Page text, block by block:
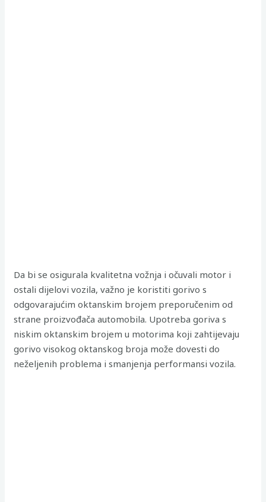
Da bi se osigurala kvalitetna vožnja i očuvali motor i
ostali dijelovi vozila, važno je koristiti gorivo s
odgovarajućim oktanskim brojem preporučenim od
strane proizvođača automobila. Upotreba goriva s
niskim oktanskim brojem u motorima koji zahtijevaju
gorivo visokog oktanskog broja može dovesti do
neželjenih problema i smanjenja performansi vozila.